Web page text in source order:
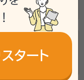
タート